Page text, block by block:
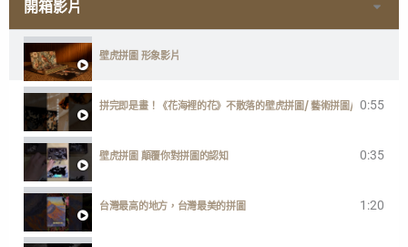
開箱影片
壁虎拼圖 形象影片
拼完即是畫！《花海裡的花》不散落的壁虎拼圖/ 藝術拼圖/ 台灣製
0:55
壁虎拼圖 顛覆你對拼圖的認知 0:35
台灣最高的地方，台灣最美的拼圖 1:20